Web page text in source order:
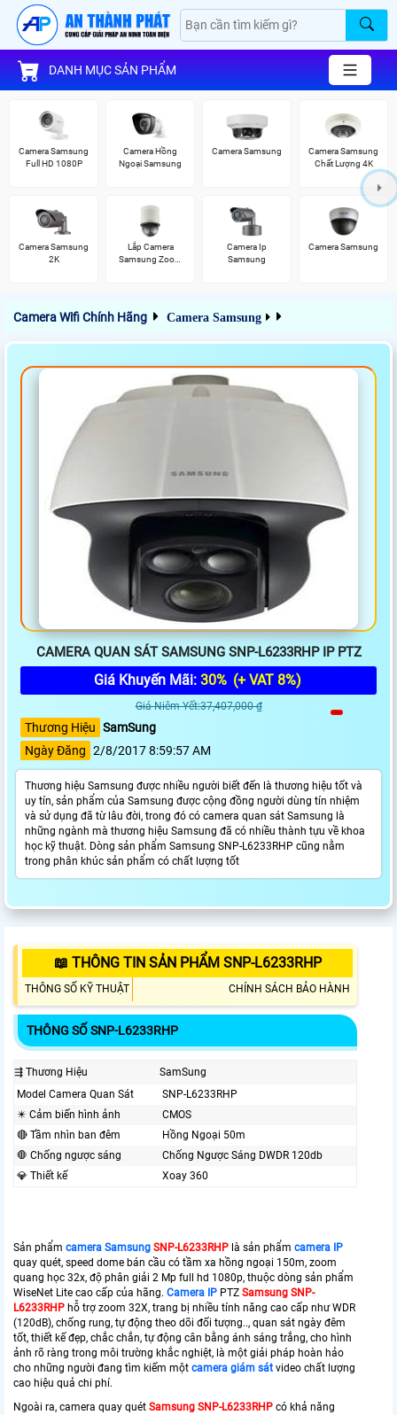
DANH MỤC SẢN PHẨM
Camera Samsung
Full HD 1080P
Camera Hồng
Ngoại Samsung
Camera Samsung
Camera Samsung
Chất Lượng 4K
Camera Samsung
2K
Lắp Camera
Samsung Zoom
Camera Ip
Samsung
Camera Samsung
Camera Wifi Chính Hãng Camera Samsung
CAMERA QUAN SÁT SAMSUNG SNP-L6233RHP IP PTZ
Giá Khuyến Mãi: 30% (+ VAT 8%)
Giá Niêm Yết:37,407,000 ₫
Thương Hiệu SamSung
Ngày Đăng 2/8/2017 8:59:57 AM
Thương hiệu Samsung được nhiều người biết đến là thương hiệu tốt và
uy tín, sản phẩm của Samsung được cộng đồng người dùng tín nhiệm
và sử dụng đã từ lâu đời, trong đó có camera quan sát Samsung là
những ngành mà thương hiệu Samsung đã có nhiều thành tựu về khoa
học kỹ thuật. Dòng sản phẩm Samsung SNP-L6233RHP cũng nằm
trong phân khúc sản phẩm có chất lượng tốt
📖 THÔNG TIN SẢN PHẨM SNP-L6233RHP
THÔNG SỐ KỸ THUẬT CHÍNH SÁCH BẢO HÀNH
THÔNG SỐ SNP-L6233RHP
⇶ Thương Hiệu
SamSung
Model Camera Quan Sát
SNP-L6233RHP
✴️ Cảm biến hình ảnh
CMOS
🔴 Tầm nhìn ban đêm
Hồng Ngoại 50m
🛑 Chống ngược sáng
Chống Ngược Sáng DWDR 120db
💎 Thiết kế
Xoay 360
Sản phẩm camera Samsung SNP-L6233RHP là sản phẩm camera IP
quay quét, speed dome bán cầu có tầm xa hồng ngoại 150m, zoom
quang học 32x, độ phân giải 2 Mp full hd 1080p, thuộc dòng sản phẩm
WiseNet Lite cao cấp của hãng. Camera IP PTZ Samsung SNP-
L6233RHP hỗ trợ zoom 32X, trang bị nhiều tính năng cao cấp như WDR
(120dB), chống rung, tự động theo dõi đối tượng.., quan sát ngày đêm
tốt, thiết kế đẹp, chắc chắn, tự động cân bằng ánh sáng trắng, cho hình
ảnh rõ ràng trong môi trường khắc nghiệt, là một giải pháp hoàn hảo
cho những người đang tìm kiếm một camera giám sát video chất lượng
cao hiệu quả chi phí.
Ngoài ra, camera quay quét Samsung SNP-L6233RHP có khả năng